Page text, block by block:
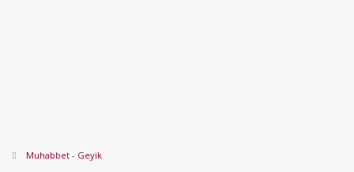
Muhabbet - Geyik